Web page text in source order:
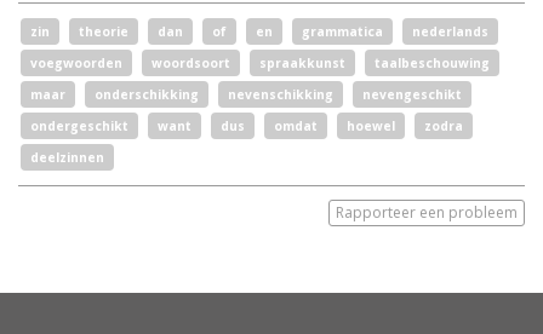
zin theorie dan of en grammatica
nederlands
voegwoorden
woordsoort spraakkunst
taalbeschouwing
maar
onderschikking nevenschikking
nevengeschikt
ondergeschikt
want dus omdat hoewel
zodra
deelzinnen
Rapporteer een probleem